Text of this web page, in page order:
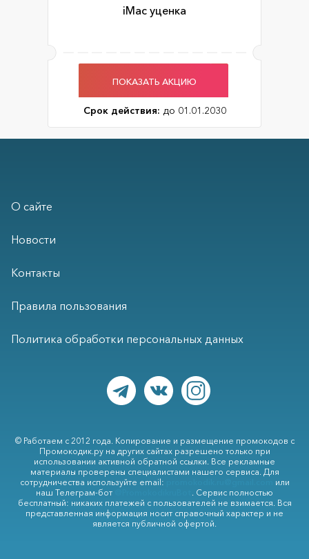
iMac уценка
ПОКАЗАТЬ АКЦИЮ
Срок действия: до 01.01.2030
О сайте
Новости
Контакты
Правила пользования
Политика обработки персональных данных
© Работаем с 2012 года. Копирование и размещение промокодов с
Промокодик.ру на других сайтах разрешено только при
использовании активной обратной ссылки. Все рекламные
материалы проверены специалистами нашего сервиса. Для
сотрудничества используйте email:
или
наш Телеграм-бот
. Сервис полностью
бесплатный: никаких платежей с пользователей не взимается. Вся
представленная информация носит справочный характер и не
является публичной офертой.